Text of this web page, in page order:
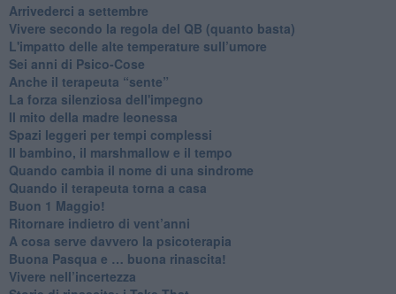
​Arrivederci a settembre
​Vivere secondo la regola del QB (quanto basta)
​L'impatto delle alte temperature sull’umore
Sei anni di Psico-Cose
​Anche il terapeuta “sente”
​La forza silenziosa dell'impegno
​Il mito della madre leonessa
Spazi leggeri per tempi complessi
Il bambino, il marshmallow e il tempo
​Quando cambia il nome di una sindrome
​Quando il terapeuta torna a casa
​Buon 1 Maggio!
Ritornare indietro di vent’anni
​A cosa serve davvero la psicoterapia
​Buona Pasqua e … buona rinascita!
​Vivere nell’incertezza